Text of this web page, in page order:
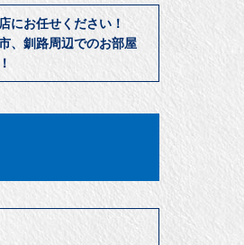
にお任せください！
、釧路周辺でのお部屋